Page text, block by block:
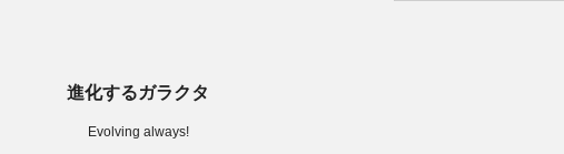
進化するガラクタ
Evolving always!